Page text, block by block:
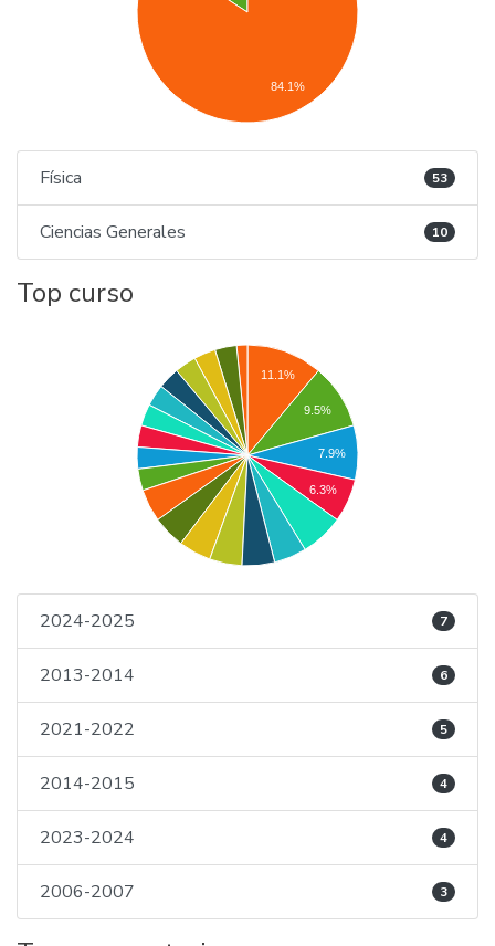
84.1%
Física 53
Ciencias Generales 10
Top curso
11.1%
9.5%
7.9%
6.3%
2024-2025 7
2013-2014 6
2021-2022 5
2014-2015 4
2023-2024 4
2006-2007 3